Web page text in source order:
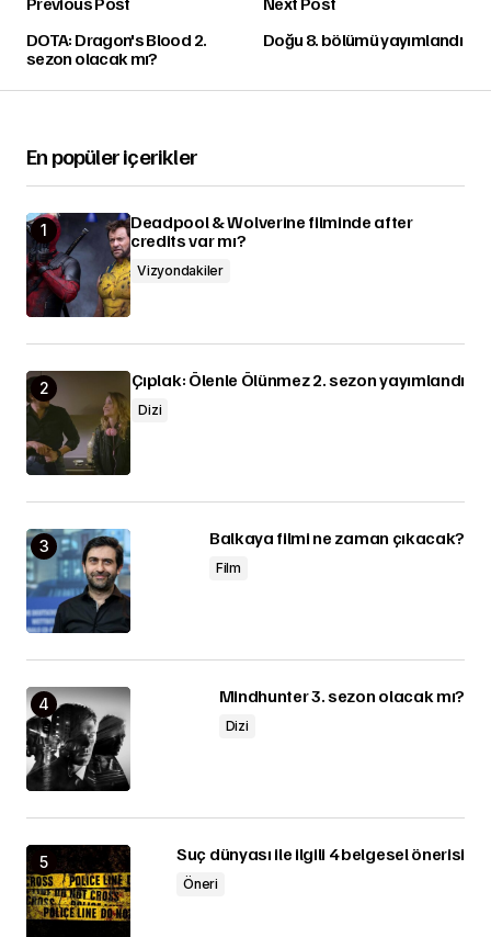
DOTA: Dragon's Blood 2.
sezon olacak mı?
Doğu 8. bölümü yayımlandı
En popüler içerikler
Deadpool & Wolverine filminde after
credits var mı?
Vizyondakiler
Çıplak: Ölenle Ölünmez 2. sezon yayımlandı
Dizi
Balkaya filmi ne zaman çıkacak?
Film
Mindhunter 3. sezon olacak mı?
Dizi
Suç dünyası ile ilgili 4 belgesel önerisi
Öneri